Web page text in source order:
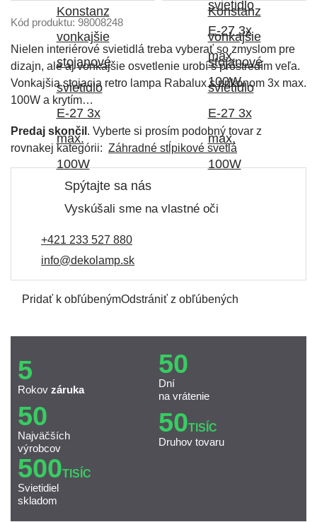
Kód produktu: 98008248
Nielen interiérové ​​svietidlá treba vyberať so zmyslom pre
dizajn, ale aj vonkajšie osvetlenie urobí s prostredím veľa.
Vonkajšia stojacia retro lampa Rabalux s príkonom 3x max.
100W a krytím…
Predaj skončil . Vyberte si prosím podobný tovar z
rovnakej kategórii: Záhradné stĺpikové svetlá
Spýtajte sa nás
Vyskúšali sme na vlastné oči
+421 233 527 880
info@dekolamp.sk
Pridať k obľúbenýmOdstrániť z obľúbených
5
Rokov záruka
50
Dní
na vrátenie
50
Najväčších
výrobcov
50TISÍC
Druhov tovaru
500TISÍC
Svietidiel
skladom